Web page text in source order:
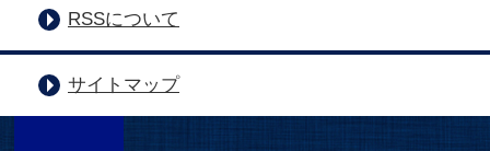
RSSについて
サイトマップ